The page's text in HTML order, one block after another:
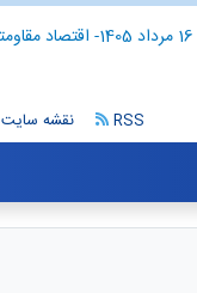
- اقتصاد
نقشه سایت RSS